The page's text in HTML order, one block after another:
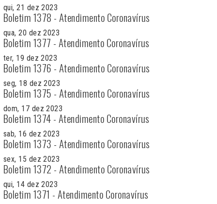
qui, 21 dez 2023
Boletim 1378 - Atendimento Coronavírus
qua, 20 dez 2023
Boletim 1377 - Atendimento Coronavírus
ter, 19 dez 2023
Boletim 1376 - Atendimento Coronavírus
seg, 18 dez 2023
Boletim 1375 - Atendimento Coronavírus
dom, 17 dez 2023
Boletim 1374 - Atendimento Coronavírus
sab, 16 dez 2023
Boletim 1373 - Atendimento Coronavírus
sex, 15 dez 2023
Boletim 1372 - Atendimento Coronavírus
qui, 14 dez 2023
Boletim 1371 - Atendimento Coronavírus